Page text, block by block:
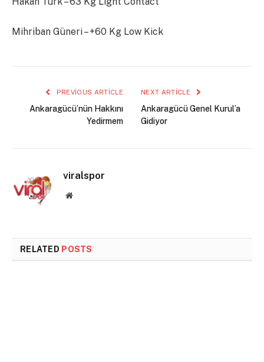
Mihriban Güneri – +60 Kg Low Kick
PREVIOUS ARTICLE
Ankaragücü’nün Hakkını
Yedirmem
NEXT ARTICLE
Ankaragücü Genel Kurul’a
Gidiyor
viralspor
Website
RELATED POSTS